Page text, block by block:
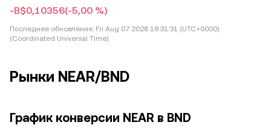
-B$0,10356(-5,00 %)
Последнее обновление: Fri Aug 07 2026 18:31:31 (UTC+0000)
(Coordinated Universal Time)
Рынки NEAR/BND
График конверсии NEAR в BND